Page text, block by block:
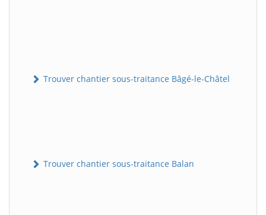
Trouver chantier sous-traitance Bâgé-le-Châtel
Trouver chantier sous-traitance Balan